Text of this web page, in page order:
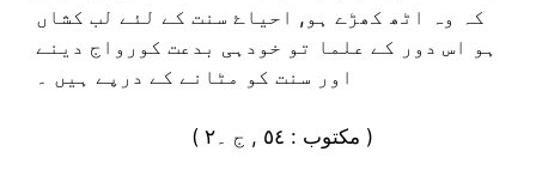
کہ وہ اٹھ کھڑے ہو, احیاۓ سنت کے لئے لب کشاں
ہو اس دور کے علما تو خودہی بدعت کورواج دینے
اور سنت کو مٹانے کے درپے ہیں ۔
( مکتوب : ٥٤ , ج ۔٢ )